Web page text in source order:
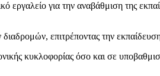
εργαλείο για την αναβάθμιση της
επιτρέποντας την εκπαίδευση
κυκλοφορίας όσο και σε